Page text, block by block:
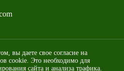
вы даете свое согласие на
cookie. Это необходимо для
сайта и анализа трафика.